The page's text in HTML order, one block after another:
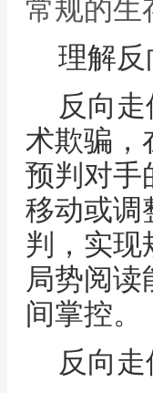
常规的生
理解反
反向
术欺骗，
预判对手
移动或调
判，实现
局势阅
间掌控。
反向